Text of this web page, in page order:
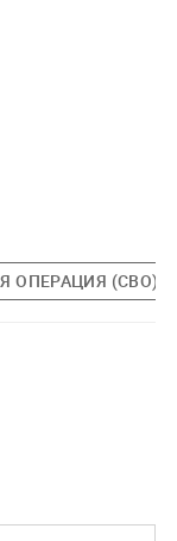
ОПЕРАЦИЯ (СВО)